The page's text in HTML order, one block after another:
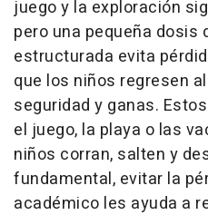
juego y la exploración
pero una pequeña dosis
estructurada evita
que los niños regresen
seguridad y ganas.
el juego, la playa o las
niños corran, salten y
fundamental, evitar la
académico les ayuda a